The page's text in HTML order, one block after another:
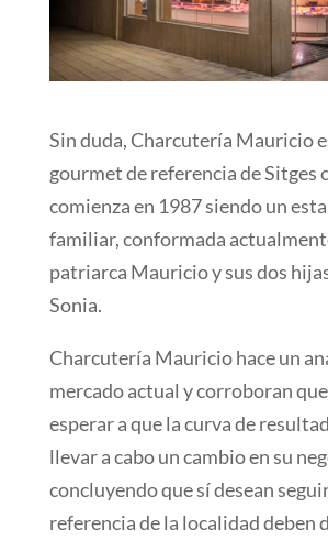
Sin duda, Charcutería Mauricio
gourmet de referencia de Sitges
comienza en 1987 siendo un
familiar, conformada
patriarca Mauricio y sus dos
Sonia.
Charcutería Mauricio hace un
mercado actual y corroboran
esperar a que la curva de
llevar a cabo un cambio en su
concluyendo que sí desean
referencia de la localidad deben